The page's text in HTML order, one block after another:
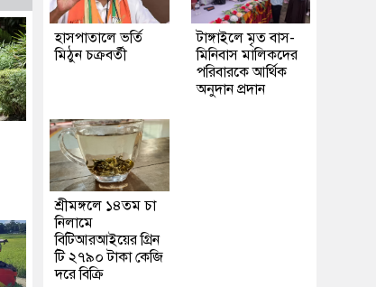
হাসপাতালে ভর্তি
মিঠুন চক্রবর্তী
টাঙ্গাইলে মৃত বাস-
মিনিবাস মালিকদের
পরিবারকে আর্থিক
অনুদান প্রদান
শ্রীমঙ্গলে ১৪তম চা
নিলামে
বিটিআরআইয়ের গ্রিন
টি ২৭৯০ টাকা কেজি
দরে বিক্রি